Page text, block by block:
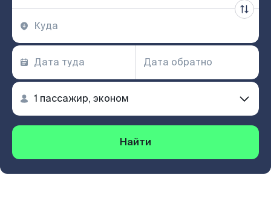
Найти